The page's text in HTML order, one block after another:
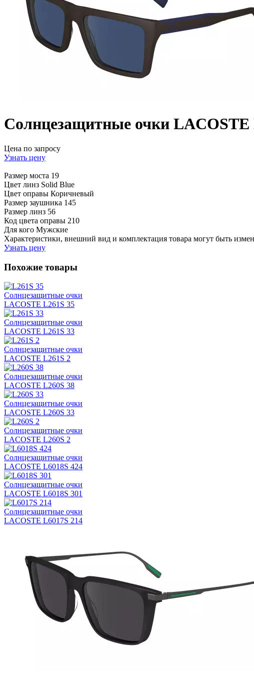
Солнцезащитные очки LACOSTE
Цена по запросу
Узнать цену
Размер моста 19
Цвет линз Solid Blue
Цвет оправы Коричневый
Размер заушника 145
Размер линз 56
Код цвета оправы 210
Для кого Мужские
Характеристики, внешний вид и комплектация товара могут быть
Узнать цену
Похожие товары
Солнцезащитные очки
LACOSTE L261S 35
Солнцезащитные очки
LACOSTE L261S 33
Солнцезащитные очки
LACOSTE L261S 2
Солнцезащитные очки
LACOSTE L260S 38
Солнцезащитные очки
LACOSTE L260S 33
Солнцезащитные очки
LACOSTE L260S 2
Солнцезащитные очки
LACOSTE L6018S 424
Солнцезащитные очки
LACOSTE L6018S 301
Солнцезащитные очки
LACOSTE L6017S 214